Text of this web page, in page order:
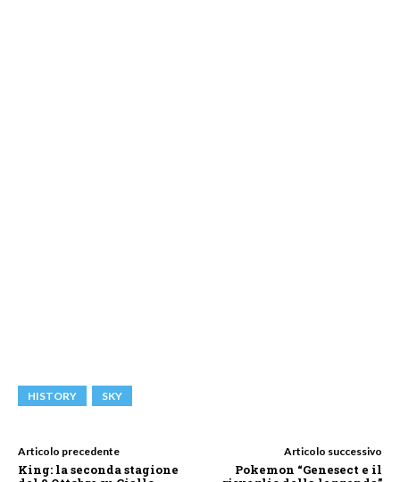
HISTORY SKY
Articolo precedente
King: la seconda stagione
Articolo successivo
Pokemon “Genesect e il